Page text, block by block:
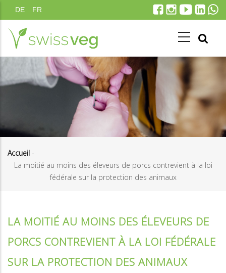
au
contenu
principal
DE FR
Fil
Accueil -
La moitié au moins des éleveurs de porcs contrevient à la loi
fédérale sur la protection des animaux
LA MOITIÉ AU MOINS DES ÉLEVEURS DE
PORCS CONTREVIENT À LA LOI FÉDÉRALE
SUR LA PROTECTION DES ANIMAUX